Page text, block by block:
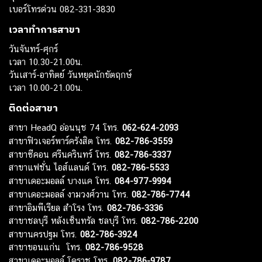
เบอร์โทรด่วน 082-331-3830
เวลาทำการสาขา
วันจันทร์-ศุกร์
เวลา 10.30-21.00น.
วันเสาร์-อาทิตย์ วันหยุดนักขัตฤกษ์
เวลา 10.00-21.00น.
ติดต่อสาขา
สาขา HeadQ อ่อนนุช 74 โทร. 062-624-2093
สาขาฟิวเจอร์พาร์ครังสิต โทร. 082-786-3559
สาขาซีคอน ศรีนครินทร์ โทร. 082-786-3337
สาขาแฟชั่น ไอส์แลนด์ โทร. 082-786-5533
สาขาเดอะมอลล์ บางแค โทร. 084-977-9994
สาขาเดอะมอลล์ งามวงศ์วาน โทร. 082-786-7744
สาขาอิมพีเรียล สำโรง โทร. 082-786-3336
สาขาชลบุรี หลังเซ็นทรัล ชลบุรี โทร. 082-786-2200
สาขานครปฐม โทร. 082-786-3924
สาขาขอนแก่น โทร. 082-786-9528